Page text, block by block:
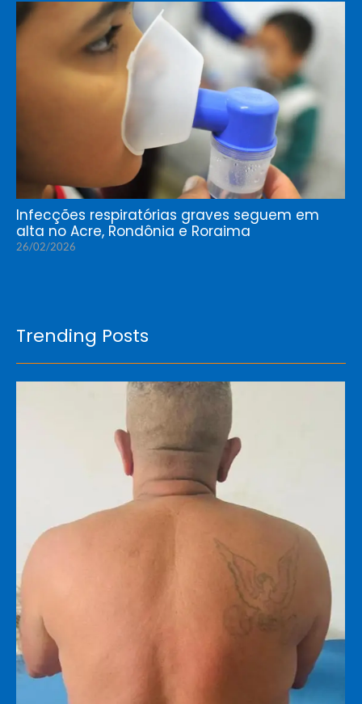
Infecções respiratórias graves seguem em
alta no Acre, Rondônia e Roraima
26/02/2026
Trending Posts